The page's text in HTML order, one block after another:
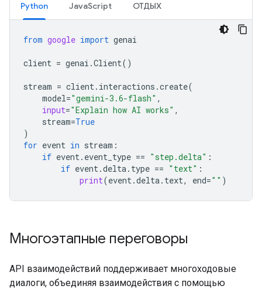
Python JavaScript ОТДЫХ
from google import genai
client = genai .Client()
stream = client. interactions .create(
model="gemini-3.6-flash" ,
input="Explain how AI works" ,
stream=True
)
for event in stream :
if event. event_type == "step.delta" :
if event.delta. type == "text" :
print(event.delta. text, end="" )
Многоэтапные переговоры
API взаимодействий поддерживает многоходовые
диалоги, объединяя взаимодействия с помощью